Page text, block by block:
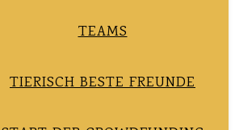
TEAMS
TIERISCH BESTE FREUNDE